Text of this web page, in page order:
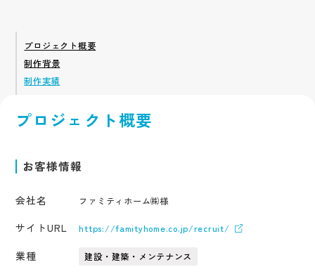
サービス
採用ツール制作
サービスサイト制作
よくある質問
プロジェクト概要
お客様情報
会社名 ファミティホーム㈱様
サイトURL https://famityhome.co.jp/recruit/
業種 建設・建築・メンテナンス
プロジェクト概要
制作背景
制作実績